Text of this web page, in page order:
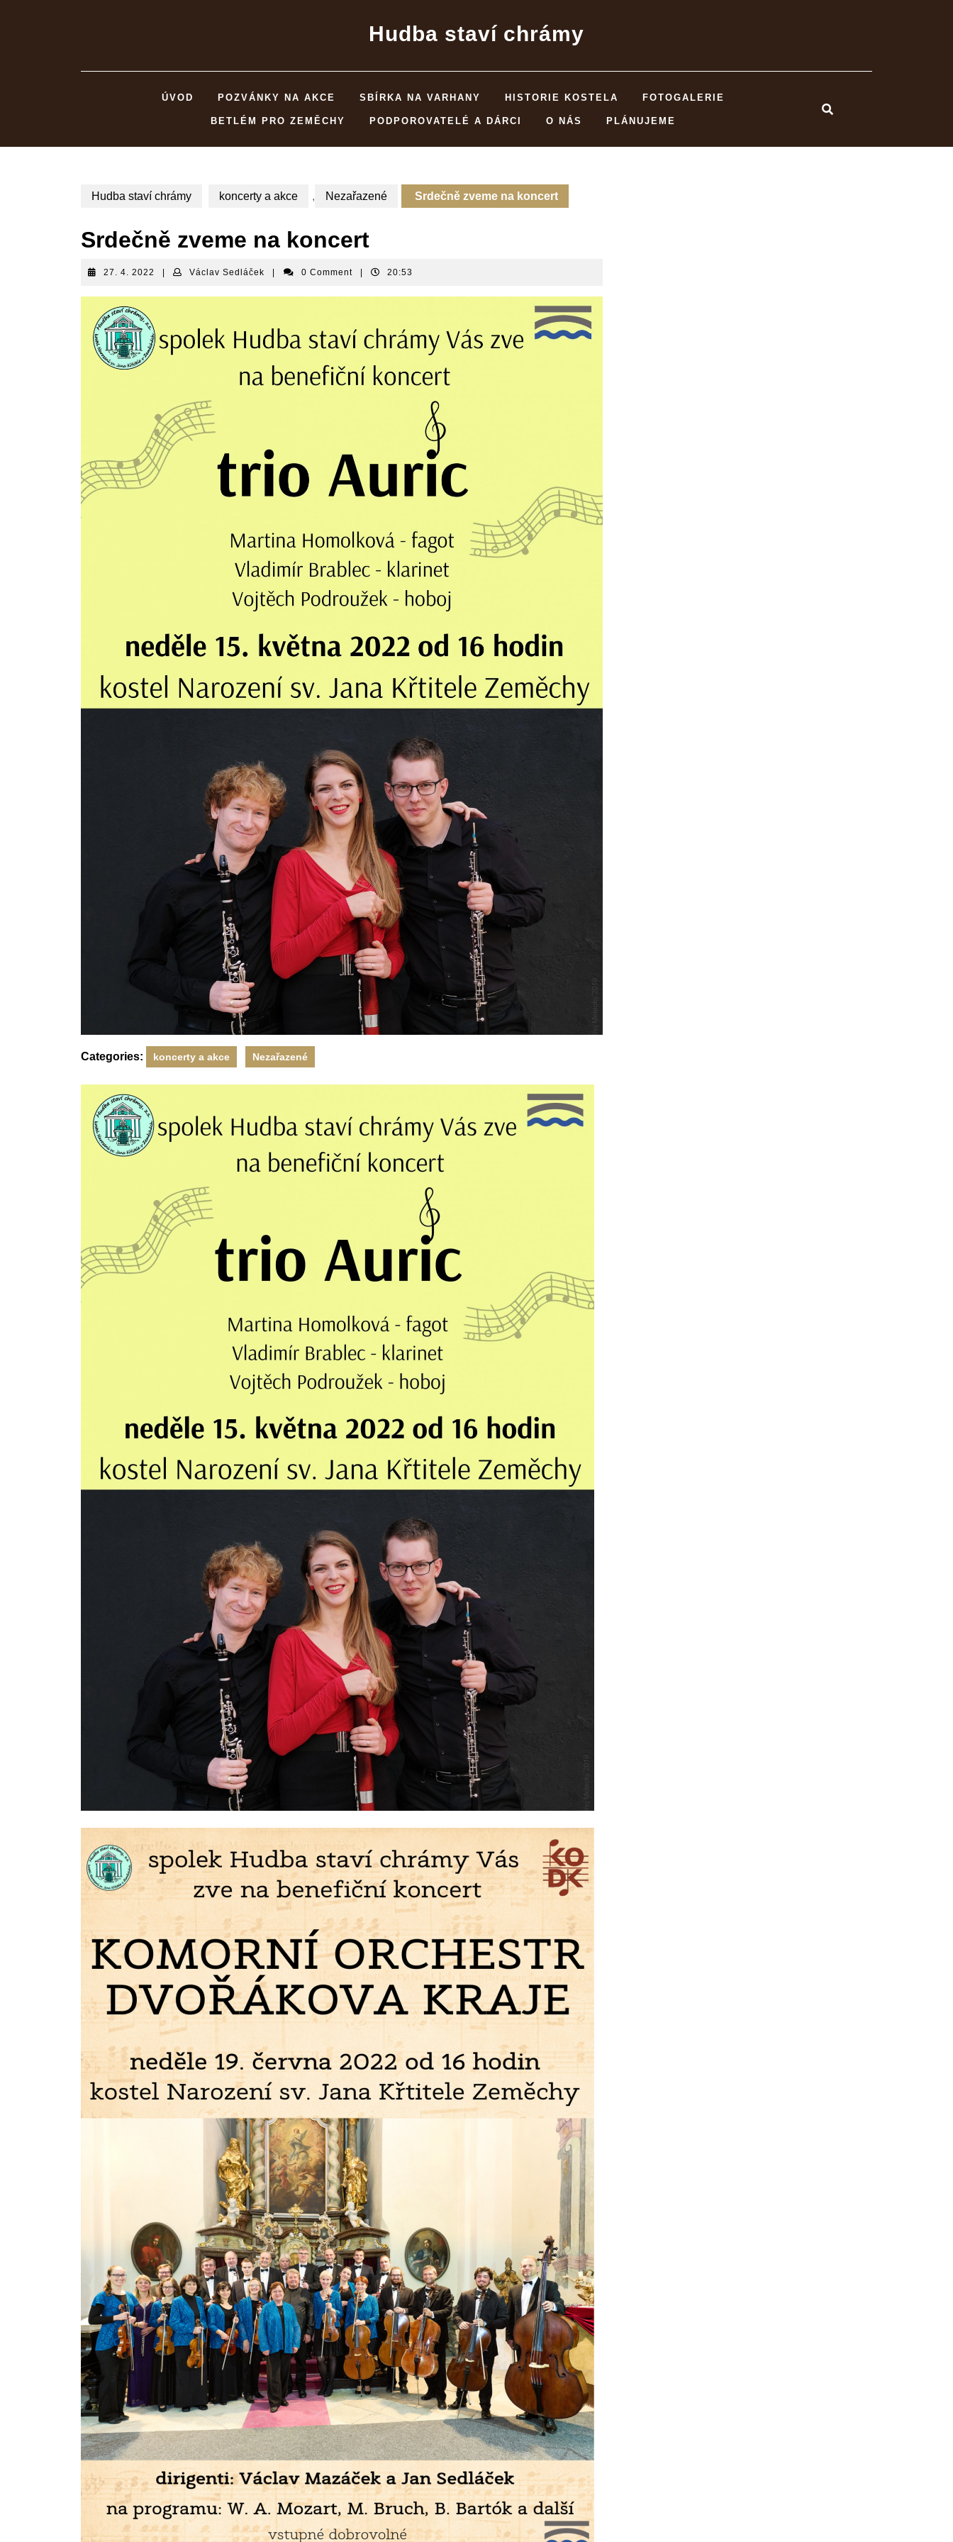
Hudba staví chrámy
ÚVOD POZVÁNKY NA AKCE SBÍRKA NA VARHANY HISTORIE KOSTELA FOTOGALERIE
BETLÉM PRO ZEMĚCHY PODPOROVATELÉ A DÁRCI O NÁS PLÁNUJEME
Hudba staví chrámy koncerty a akce , Nezařazené Srdečně zveme na koncert
Srdečně zveme na koncert
27. 4. 2022 27.
2022
Václav Sedláček Václav
0 Comment 20:53
Categories: koncerty a akce Nezařazené